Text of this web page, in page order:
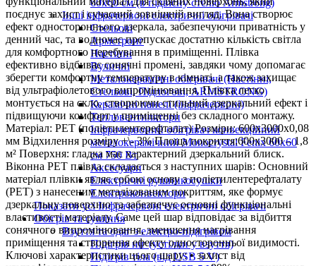
60х60 см (в підвісну стелю Armstrong)
Інші інфрачервоні електричні обігрівачі
Стельові
Армстронг
Настінні
Вуличні
Металокерамічні обігрівачі (Настінні,
Стельові, Підлогові, ARMSTRONG)
Керамічні панелі (інфрачервоні)
Тепловентилятори
Інфрачервоний обігрівач конвекційний
металокерамічний Monocrystal Fenix 60x60
см 750 Вт
Аксесуари
Електричні рушникосушки
Електроконвектори
Показати усі Інфрачервоні електричні обігрівачі
Обігрів та сушіння
Взуття та одяг з електро-підігрівом
Підігрів ніг (устілки у взуття)
Підігрів тіла (від USB 5 V)
поєднує захист і сучасний зовнішній вигляд. Вона створює
ефект одностороннього дзеркала, забезпечуючи приватність у
денний час, та водночас пропускає достатню кількість світла
для комфортного перебування в приміщенні. Плівка
ефективно відбиває сонячні промені, завдяки чому допомагає
зберегти комфортну температуру в кімнаті, а також захищає
від ультрафіолетового випромінювання. Плівка легко
монтується на скло, створюючи стильний дзеркальний ефект і
підвищуючи комфорт у приміщенні без складного монтажу.
Матеріал: PET (поліетилентерефталат) Розміри: 600х3000х0,08
мм Відхилення розміру +\- 3% Площа покриття:600х3000 – 1,8
м² Поверхня: гладка має характерний дзеркальний блиск.
Віконна РЕТ плівка складається з наступних шарів: Основний
матеріал плівки являє собою основу з поліетилентерефталату
(PET) з нанесеним металізованим покриттям, яке формує
дзеркальну поверхню та забезпечує основні функціональні
властивості матеріалу. Саме цей шар відповідає за відбиття
сонячного випромінювання, зменшення нагрівання
приміщення та створення ефекту односторонньої видимості.
Ключові характеристики цього шару: • захист від